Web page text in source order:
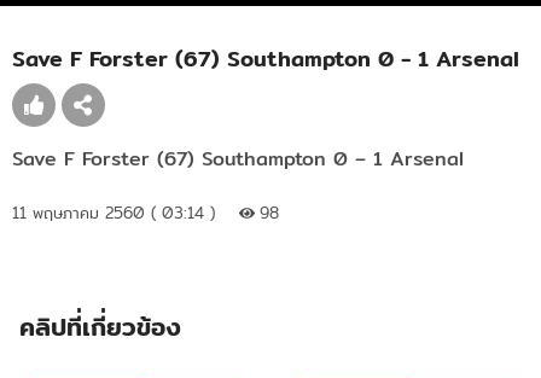
Save F Forster (67) Southampton 0 - 1 Arsenal
Save F Forster (67) Southampton 0 – 1 Arsenal
11 พฤษภาคม 2560 ( 03:14 ) 98
คลิปที่เกี่ยวข้อง